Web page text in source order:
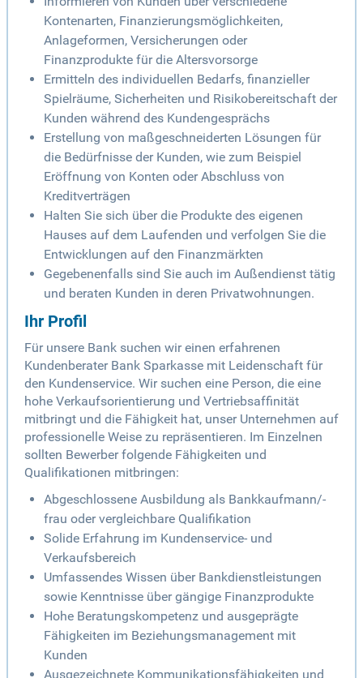
Kontenarten, Finanzierungsmöglichkeiten,
Anlageformen, Versicherungen oder
Finanzprodukte für die Altersvorsorge
Ermitteln des individuellen Bedarfs, finanzieller
Spielräume, Sicherheiten und Risikobereitschaft der
Kunden während des Kundengesprächs
Erstellung von maßgeschneiderten Lösungen für
die Bedürfnisse der Kunden, wie zum Beispiel
Eröffnung von Konten oder Abschluss von
Kreditverträgen
Halten Sie sich über die Produkte des eigenen
Hauses auf dem Laufenden und verfolgen Sie die
Entwicklungen auf den Finanzmärkten
Gegebenenfalls sind Sie auch im Außendienst tätig
und beraten Kunden in deren Privatwohnungen.
Ihr Profil
Für unsere Bank suchen wir einen erfahrenen
Kundenberater Bank Sparkasse mit Leidenschaft für
den Kundenservice. Wir suchen eine Person, die eine
hohe Verkaufsorientierung und Vertriebsaffinität
mitbringt und die Fähigkeit hat, unser Unternehmen auf
professionelle Weise zu repräsentieren. Im Einzelnen
sollten Bewerber folgende Fähigkeiten und
Qualifikationen mitbringen:
Abgeschlossene Ausbildung als Bankkaufmann/-
frau oder vergleichbare Qualifikation
Solide Erfahrung im Kundenservice- und
Verkaufsbereich
Umfassendes Wissen über Bankdienstleistungen
sowie Kenntnisse über gängige Finanzprodukte
Hohe Beratungskompetenz und ausgeprägte
Fähigkeiten im Beziehungsmanagement mit
Kunden
Ausgezeichnete Kommunikationsfähigkeiten und